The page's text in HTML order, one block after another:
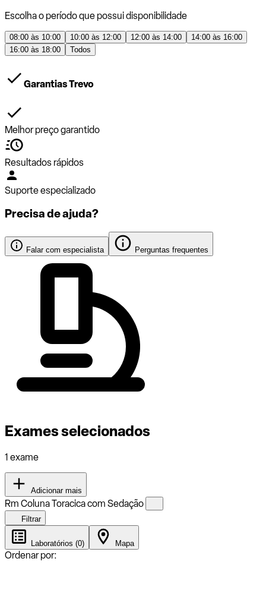
Escolha o período que possui disponibilidade
08:00 às 10:00 10:00 às 12:00 12:00 às 14:00
14:00 às 16:00
16:00 às 18:00
Todos
Garantias Trevo
Melhor preço garantido
Resultados rápidos
Suporte especializado
Precisa de ajuda?
Falar com especialista Perguntas frequentes
Exames selecionados
1 exame
Adicionar mais
Rm Coluna Toracica com Sedação
Filtrar
Laboratórios (0) Mapa
Ordenar por: